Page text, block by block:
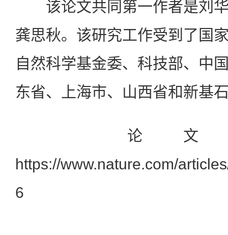
该论文共同第一作者是刘华
龚思秋。该研究工作受到了国
自然科学基金委、科技部、中
东省、上海市、山西省和新基
论文
https://www.nature.com/
6